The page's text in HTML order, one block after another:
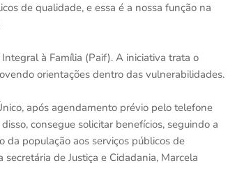
de qualidade, e essa é a nossa função na
à Família (Paif). A iniciativa trata o
orientações dentro das vulnerabilidades.
após agendamento prévio pelo telefone
consegue solicitar benefícios, seguindo a
população aos serviços públicos de
de Justiça e Cidadania, Marcela